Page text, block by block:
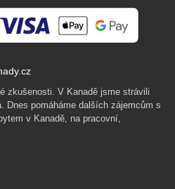
zkušenosti. V Kanadě jsme strávili
Dnes pomáháme dalších zájemcům s
v Kanadě, na pracovní,